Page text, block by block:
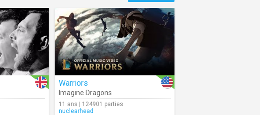
Warriors
Imagine Dragons
11 ans | 124901 parties
nuclearhead